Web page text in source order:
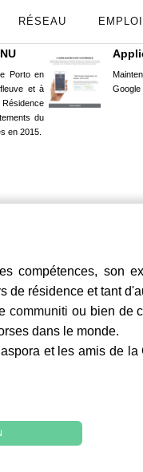
RÉSEAU
Porto en
et à
du
en 2015.
Google
compétences, son
de résidence et tant
communiti ou bien de
dans le monde.
et les amis de la